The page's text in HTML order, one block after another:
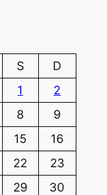
S
D
1
2
8
9
15
16
22
23
29
30